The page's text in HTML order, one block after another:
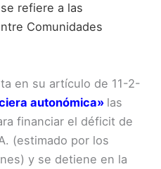
refiere a las
Comunidades
en su artículo de 11-2-
autonómica» las
financiar el déficit de
(estimado por los
y se detiene en la